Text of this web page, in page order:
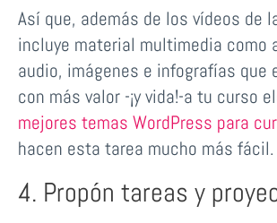
Así que, además de los vídeos de
incluye material multimedia como
audio, imágenes e infografías que
con más valor -¡y vida!-a tu curso
mejores temas WordPress para
hacen esta tarea mucho más fácil.
4. Propón tareas y